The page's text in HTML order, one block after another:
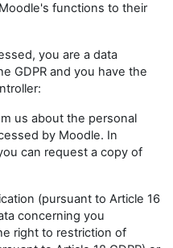
functions to their
you are a data
GDPR and you have the
us about the personal
by Moodle. In
can request a copy of
(pursuant to Article 16
concerning you
right to restriction of